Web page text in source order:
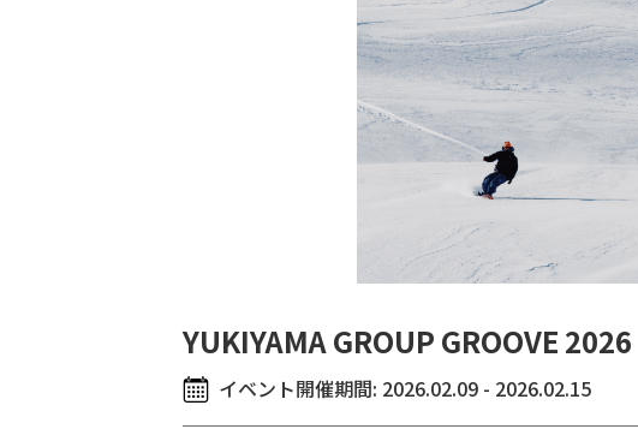
YUKIYAMA GROUP GROOVE 2026
イベント開催期間: 2026.02.09 - 2026.02.15